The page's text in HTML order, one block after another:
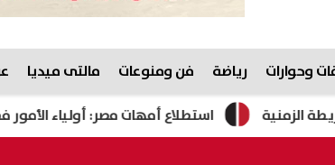
وحوارات رياضة فن ومنوعات مالتى ميديا
استطلاع أمهات مصر: أولياء الأمور فضلوا